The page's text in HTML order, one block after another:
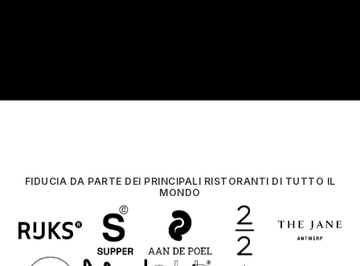
FIDUCIA DA PARTE DEI PRINCIPALI RISTORANTI DI TUTTO IL
MONDO